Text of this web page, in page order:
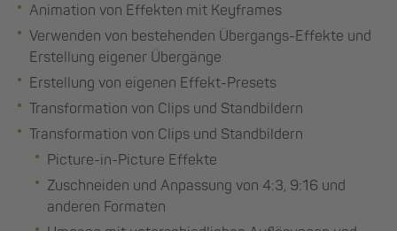
Animation von Effekten mit Keyframes
Verwenden von bestehenden Übergangs-Effekte und
Erstellung eigener Übergänge
Erstellung von eigenen Effekt-Presets
Transformation von Clips und Standbildern
Transformation von Clips und Standbildern
Picture-in-Picture Effekte
Zuschneiden und Anpassung von 4:3, 9:16 und
anderen Formaten